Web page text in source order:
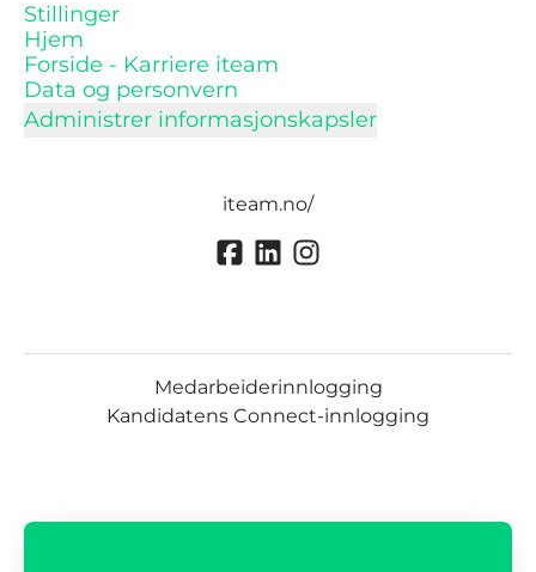
Stillinger
Hjem
Forside - Karriere iteam
Data og personvern
Administrer informasjonskapsler
iteam.no/
Medarbeiderinnlogging
Kandidatens Connect-innlogging